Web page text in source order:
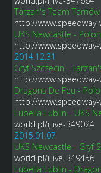
Tarzan's Team
http://
UKS Newcastle -
http://
2014.12.31
Gryf Szczecin -
http://
Dragons De Feu -
http://
Lubella Lublin - UKS
world.pl/i,live-349024
2015.01.07
UKS Newcastle - Gryf
world.pl/i,live-349456
Lubella Lublin -